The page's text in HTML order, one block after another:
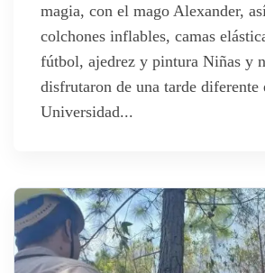
magia, con el mago Alexander,
colchones inflables, camas
fútbol, ajedrez y pintura Niñas y
disfrutaron de una tarde diferente
Universidad...